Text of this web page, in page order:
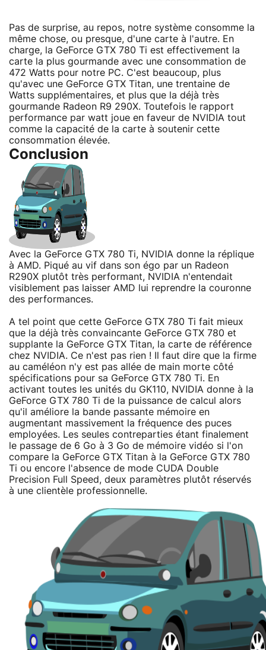
Pas de surprise, au repos, notre système consomme la
même chose, ou presque, d'une carte à l'autre. En
charge, la GeForce GTX 780 Ti est effectivement la
carte la plus gourmande avec une consommation de
472 Watts pour notre PC. C'est beaucoup, plus
qu'avec une GeForce GTX Titan, une trentaine de
Watts supplémentaires, et plus que la déjà très
gourmande Radeon R9 290X. Toutefois le rapport
performance par watt joue en faveur de NVIDIA tout
comme la capacité de la carte à soutenir cette
consommation élevée.
Conclusion
Avec la GeForce GTX 780 Ti, NVIDIA donne la réplique
à AMD. Piqué au vif dans son égo par un Radeon
R290X plutôt très performant, NVIDIA n'entendait
visiblement pas laisser AMD lui reprendre la couronne
des performances.
A tel point que cette GeForce GTX 780 Ti fait mieux
que la déjà très convaincante GeForce GTX 780 et
supplante la GeForce GTX Titan, la carte de référence
chez NVIDIA. Ce n'est pas rien ! Il faut dire que la firme
au caméléon n'y est pas allée de main morte côté
spécifications pour sa GeForce GTX 780 Ti. En
activant toutes les unités du GK110, NVIDIA donne à la
GeForce GTX 780 Ti de la puissance de calcul alors
qu'il améliore la bande passante mémoire en
augmentant massivement la fréquence des puces
employées. Les seules contreparties étant finalement
le passage de 6 Go à 3 Go de mémoire vidéo si l'on
compare la GeForce GTX Titan à la GeForce GTX 780
Ti ou encore l'absence de mode CUDA Double
Precision Full Speed, deux paramètres plutôt réservés
à une clientèle professionnelle.